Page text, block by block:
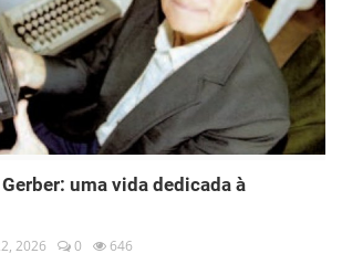
uma vida dedicada à
2026 0 646